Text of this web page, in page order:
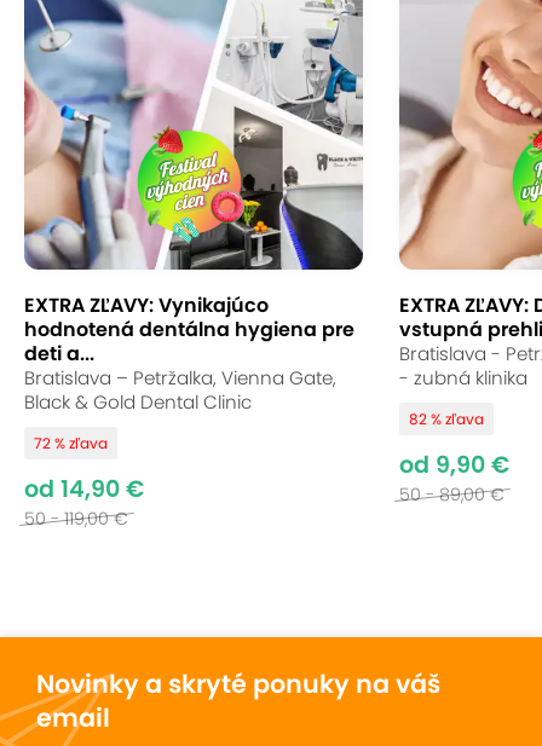
EXTRA ZĽAVY: Vynikajúco
hodnotená dentálna hygiena pre
deti a...
Bratislava – Petržalka, Vienna Gate,
Black & Gold Dental Clinic
72 % zľava
od 14,90 €
50 - 119,00 €
EXTRA
vstupná
Bratislava -
- zubná klinika
82 % zľava
od 9,90 €
50 - 89,00 €
Novinky a skryté ponuky na váš
email